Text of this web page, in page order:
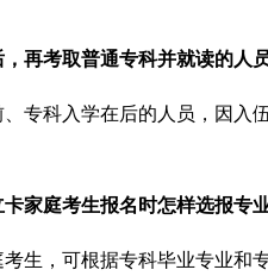
再考取普通专科并就读的人
专科入学在后的人员，因
家庭考生报名时怎样选报专
生，可根据专科毕业专业和